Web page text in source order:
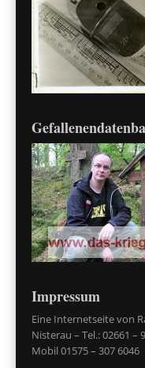
Impressum
Eine Internetseite von
Nisterau – Tel.: 02661 –
Mobil 01575 – 307 6046